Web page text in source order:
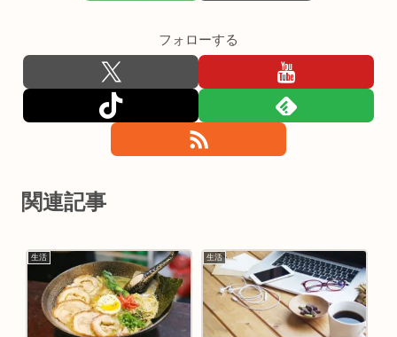
フォローする
関連記事
生活 生活